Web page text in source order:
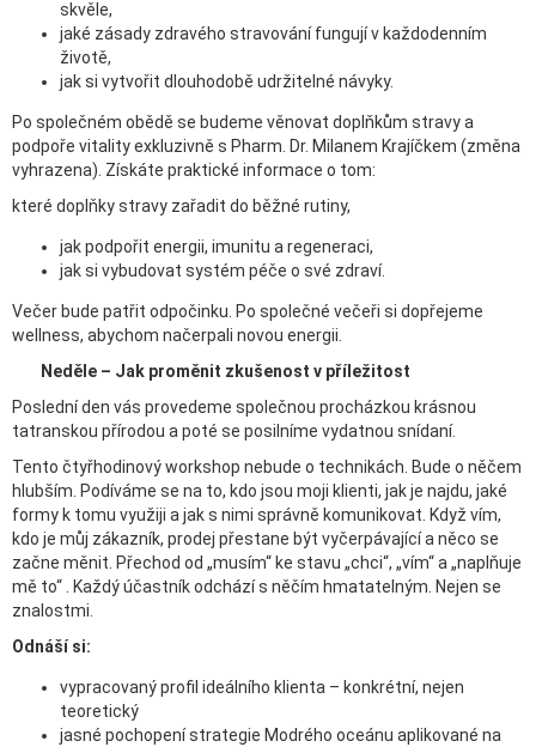
skvěle,
jaké zásady zdravého stravování fungují v každodenním
životě,
jak si vytvořit dlouhodobě udržitelné návyky.
Po společném obědě se budeme věnovat doplňkům stravy a
podpoře vitality exkluzivně s Pharm. Dr. Milanem Krajíčkem (změna
vyhrazena). Získáte praktické informace o tom:
které doplňky stravy zařadit do běžné rutiny,
jak podpořit energii, imunitu a regeneraci,
jak si vybudovat systém péče o své zdraví.
Večer bude patřit odpočinku. Po společné večeři si dopřejeme
wellness, abychom načerpali novou energii.
Neděle – Jak proměnit zkušenost v příležitost
Poslední den vás provedeme společnou procházkou krásnou
tatranskou přírodou a poté se posilníme vydatnou snídaní.
Tento čtyřhodinový workshop nebude o technikách. Bude o něčem
hlubším. Podíváme se na to, kdo jsou moji klienti, jak je najdu, jaké
formy k tomu využiji a jak s nimi správně komunikovat. Když vím,
kdo je můj zákazník, prodej přestane být vyčerpávající a něco se
začne měnit. Přechod od „musím“ ke stavu „chci“, „vím“ a „naplňuje
mě to“ . Každý účastník odchází s něčím hmatatelným. Nejen se
znalostmi.
Odnáší si:
vypracovaný profil ideálního klienta – konkrétní, nejen
teoretický
jasné pochopení strategie Modrého oceánu aplikované na